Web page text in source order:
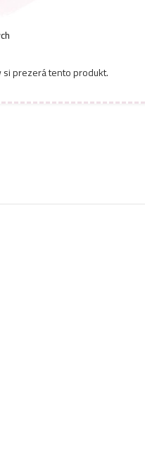
si prezerá tento produkt.